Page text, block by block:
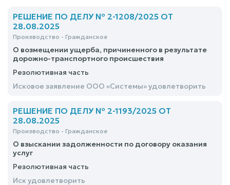
РЕШЕНИЕ ПО ДЕЛУ № 2-1208/2025 ОТ
28.08.2025
Производство - Гражданское
О возмещении ущерба, причиненного в результате
дорожно-транспортного происшествия
Резолютивная часть
Исковое заявление ООО «Системы» удовлетворить
РЕШЕНИЕ ПО ДЕЛУ № 2-1193/2025 ОТ
28.08.2025
Производство - Гражданское
О взыскании задолженности по договору оказания
услуг
Резолютивная часть
Иск удовлетворить